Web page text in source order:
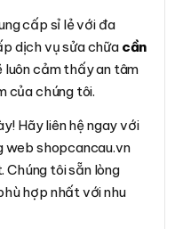
cấp sỉ lẻ với đa
dịch vụ sửa chữa cần
luôn cảm thấy an tâm
của chúng tôi.
Hãy liên hệ ngay với
shopcancau.vn
tôi sẵn lòng
hợp nhất với nhu